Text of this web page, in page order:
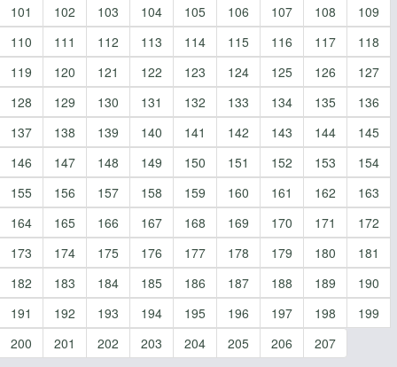
101
102 103 104 105 106 107 108
109
110
111 112 113 114 115 116 117
118
119
120 121 122 123 124 125 126
127
128
129 130 131 132 133 134 135
136
137
138 139 140 141 142 143 144
145
146
147 148 149 150 151 152 153
154
155
156 157 158 159 160 161 162
163
164
165 166 167 168 169 170 171
172
173
174 175 176 177 178 179 180
181
182
183 184 185 186 187 188 189
190
191
192 193 194 195 196 197 198
199
200
201 202 203 204 205 206 207